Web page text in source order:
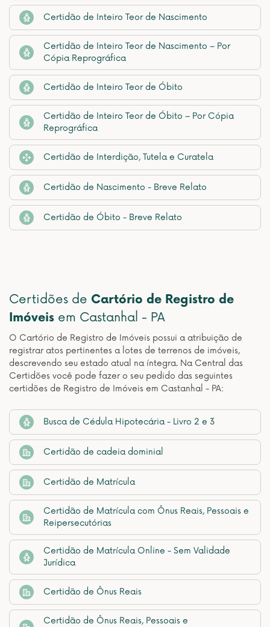
Certidão de Inteiro Teor de Nascimento
Certidão de Inteiro Teor de Nascimento – Por
Cópia Reprográfica
Certidão de Inteiro Teor de Óbito
Certidão de Inteiro Teor de Óbito – Por Cópia
Reprográfica
Certidão de Interdição, Tutela e Curatela
Certidão de Nascimento - Breve Relato
Certidão de Óbito - Breve Relato
Certidões de Cartório de Registro de
Imóveis em Castanhal - PA
O Cartório de Registro de Imóveis possui a atribuição de
registrar atos pertinentes a lotes de terrenos de imóveis,
descrevendo seu estado atual na íntegra. Na Central das
Certidões você pode fazer o seu pedido das seguintes
certidões de Registro de Imóveis em Castanhal - PA:
Busca de Cédula Hipotecária - Livro 2 e 3
Certidão de cadeia dominial
Certidão de Matrícula
Certidão de Matrícula com Ônus Reais, Pessoais e
Reipersecutórias
Certidão de Matrícula Online - Sem Validade
Jurídica
Certidão de Ônus Reais
Certidão de Ônus Reais, Pessoais e